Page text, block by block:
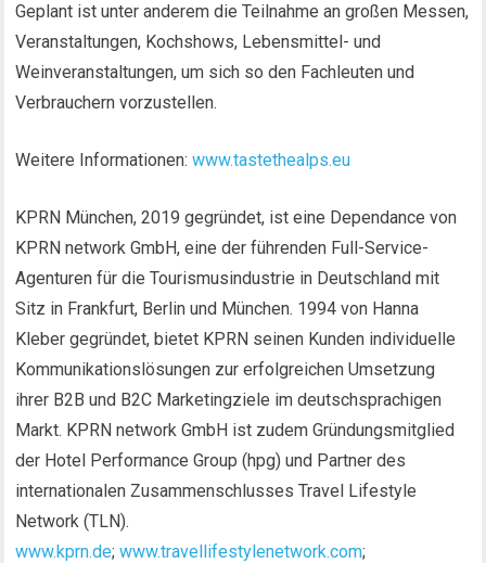
Geplant ist unter anderem die Teilnahme an großen Messen,
Veranstaltungen, Kochshows, Lebensmittel- und
Weinveranstaltungen, um sich so den Fachleuten und
Verbrauchern vorzustellen.
Weitere Informationen:www.tastethealps.eu
KPRN München, 2019 gegründet, ist eine Dependance von
KPRN network GmbH, eine der führenden Full-Service-
Agenturen für die Tourismusindustrie in Deutschland mit
Sitz in Frankfurt, Berlin und München. 1994 von Hanna
Kleber gegründet, bietet KPRN seinen Kunden individuelle
Kommunikationslösungen zur erfolgreichen Umsetzung
ihrer B2B und B2C Marketingziele im deutschsprachigen
Markt. KPRN network GmbH ist zudem Gründungsmitglied
der Hotel Performance Group (hpg) und Partner des
internationalen Zusammenschlusses Travel Lifestyle
Network (TLN).
www.kprn.de;www.travellifestylenetwork.com;